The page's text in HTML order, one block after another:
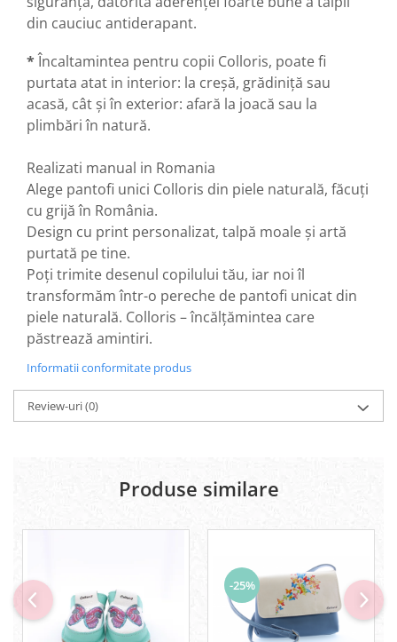
din cauciuc antiderapant.
*Încaltamintea pentru copii Colloris, poate fi
purtata atat in interior: la creșă, grădiniță sau
acasă, cât și în exterior: afară la joacă sau la
plimbări în natură.
Realizati manual in Romania
Alege pantofi unici Colloris din piele naturală, făcuți
cu grijă în România.
Design cu print personalizat, talpă moale și artă
purtată pe tine.
Poți trimite desenul copilului tău, iar noi îl
transformăm într-o pereche de pantofi unicat din
piele naturală. Colloris – încălțămintea care
păstrează amintiri.
Informatii conformitate produs
Review-uri(0)
Produse similare
-25%